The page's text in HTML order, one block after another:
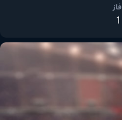
فاز
1